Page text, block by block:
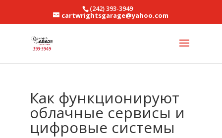
(242) 393-3949
cartwrightsgarage@yahoo.com
Как функционируют
облачные сервисы и
цифровые системы